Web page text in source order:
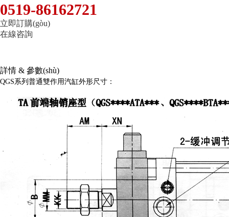
0519-86162721
立即訂購(gòu)
在線咨詢
詳情 & 參數(shù)
QGS系列普通雙作用汽缸外形尺寸：